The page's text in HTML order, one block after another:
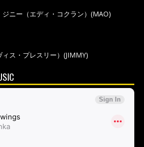
ジニー（エディ・コクラン）(MAO)
ス・プレスリー）(JIMMY)